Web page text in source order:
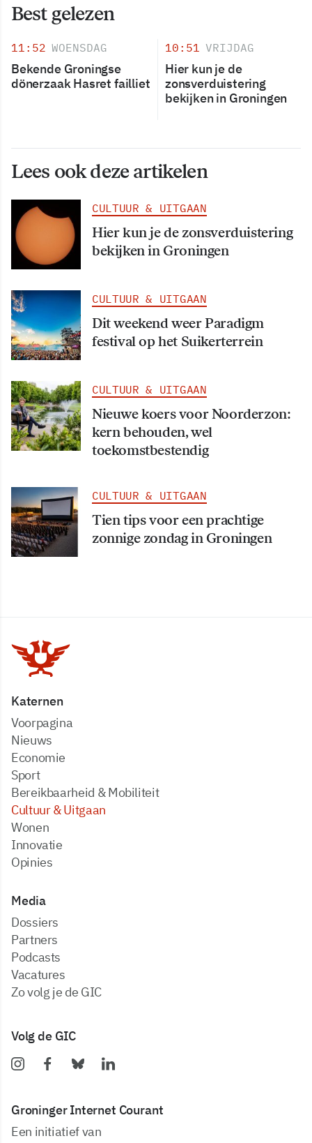
Best gelezen
11:52 WOENSDAG
Bekende Groningse
dönerzaak Hasret failliet
10:51 VRIJDAG
Hier kun je de
zonsverduistering
bekijken in Groningen
Lees ook deze artikelen
CULTUUR & UITGAAN
Hier kun je de zonsverduistering
bekijken in Groningen
CULTUUR & UITGAAN
Dit weekend weer Paradigm
festival op het Suikerterrein
CULTUUR & UITGAAN
Nieuwe koers voor Noorderzon:
kern behouden, wel
toekomstbestendig
CULTUUR & UITGAAN
Tien tips voor een prachtige
zonnige zondag in Groningen
Katernen
Voorpagina
Nieuws
Economie
Sport
Bereikbaarheid & Mobiliteit
Cultuur & Uitgaan
Wonen
Innovatie
Opinies
Media
dossiers
partners
podcasts
vacatures
zo volg je de GIC
Volg de GIC
Groninger Internet Courant
Een initiatief van